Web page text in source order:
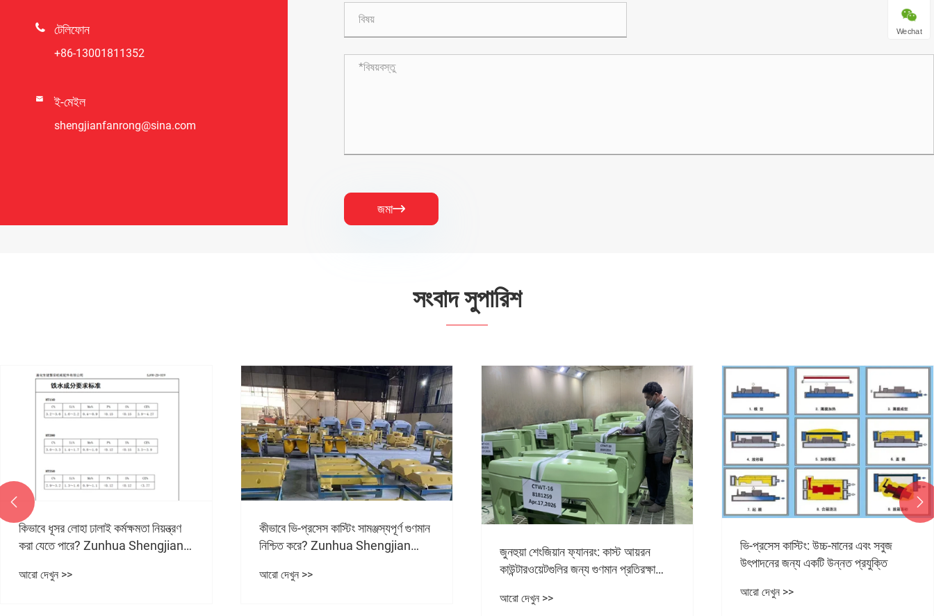
 টেলিফোন
+86-13001811352
 ই-মেইল
shengjianfanrong@sina.com
জমা
সংবাদ সুপারিশ
কিভাবে ধূসর লোহা ঢালাই কর্মক্ষমতা নিয়ন্ত্রণ
করা যেতে পারে? Zunhua Shengjian
নিয়ন্ত্রণ প্রয়োগ করে।
আরো দেখুন >>
কীভাবে ভি-প্রসেস কাস্টিং সামঞ্জস্যপূর্ণ গুণমান
নিশ্চিত করে? Zunhua Shengjian
মানসম্মত নির্দেশিকা প্রকাশ করেছে
আরো দেখুন >>
জুনহুয়া শেংজিয়ান ফ্যানরং: কাস্ট আয়রন
কাউন্টারওয়েটগুলির জন্য গুণমান প্রতিরক্ষা
আরো দেখুন >>
ভি-প্রসেস কাস্টিং: উচ্চ-মানের এবং সবুজ
উৎপাদনের জন্য একটি উন্নত প্রযুক্তি
আরো দেখুন >>
 
Wechat